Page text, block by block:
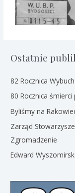
Ostatnie
82 Rocznica
80 Rocznica
Byliśmy na
Zarząd
Zgromadzenie
Edward